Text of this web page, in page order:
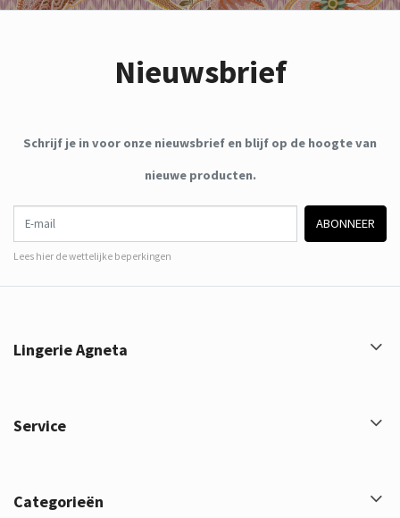
Nieuwsbrief
Schrijf je in voor onze nieuwsbrief en blijf op de hoogte van
nieuwe producten.
ABONNEER
Lees hier de wettelijke beperkingen
Lingerie Agneta
Service
Categorieën